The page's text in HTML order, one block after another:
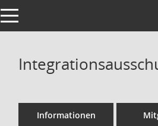
Toggle navigation
Informationen